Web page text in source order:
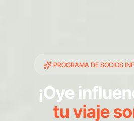
PROGRAMA DE SOCIOS
¡Oye
tu viaje